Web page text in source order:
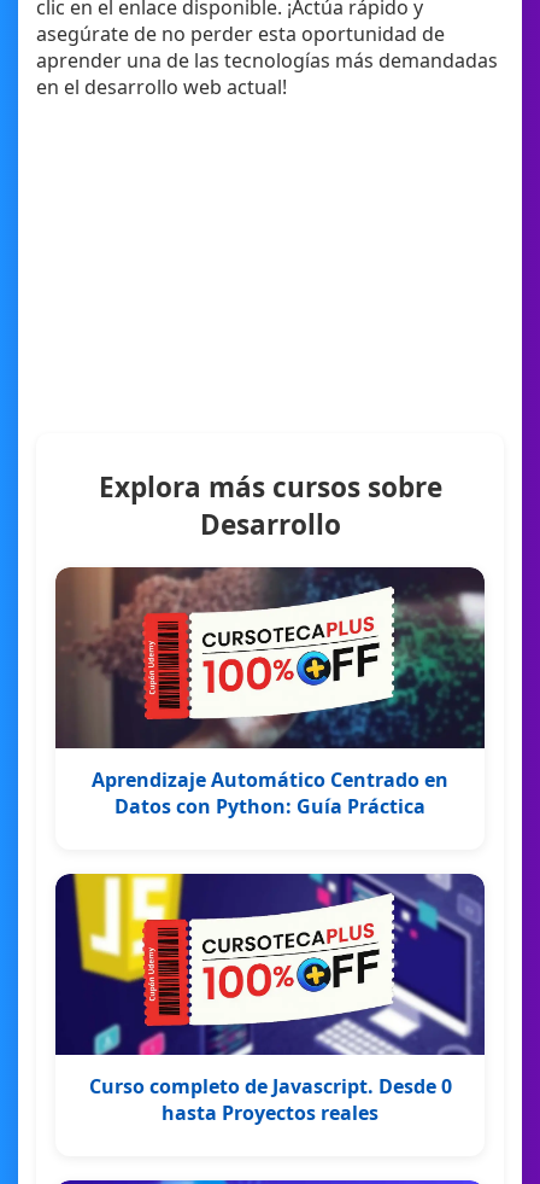
clic en el enlace disponible. ¡Actúa rápido y
asegúrate de no perder esta oportunidad de
aprender una de las tecnologías más demandadas
en el desarrollo web actual!
Explora más cursos sobre
Desarrollo
Aprendizaje Automático Centrado en
Datos con Python: Guía Práctica
Curso completo de Javascript. Desde 0
hasta Proyectos reales